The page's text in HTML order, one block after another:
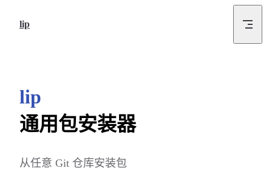
lip
lip
通用包安装器
从任意 Git 仓库安装包